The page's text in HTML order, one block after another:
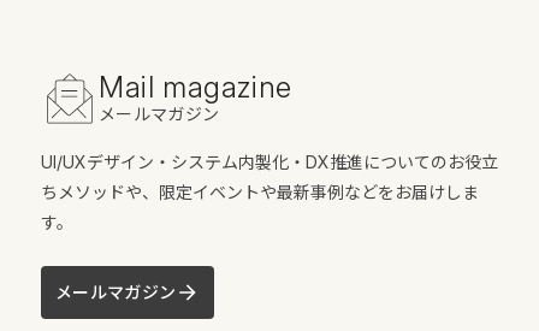
Mail magazine
メールマガジン
UI/UXデザイン・システム内製化・DX推進についてのお役立
ちメソッドや、限定イベントや最新事例などをお届けしま
す。
メールマガジン